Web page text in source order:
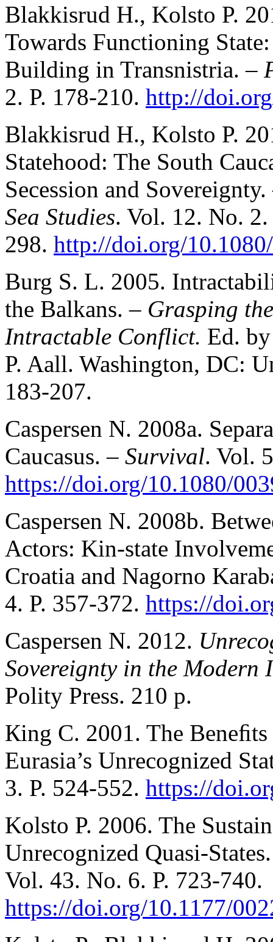
Blakkisrud H., Kolsto P.
Towards Functioning
Building in Transnistria. –
2. P. 178-210. http://
Blakkisrud H., Kolsto P.
Statehood: The South
Secession and
Sea Studies. Vol. 12. No. 2.
298. http://doi.org/
Burg S. L. 2005.
the Balkans. – Grasping
Intractable Conflict. Ed.
P. Aall. Washington, DC:
183-207.
Caspersen N. 2008a.
Caucasus. – Survival. Vol.
https://doi.org/10.1080/
Caspersen N. 2008b.
Actors: Kin-state
Croatia and Nagorno
4. P. 357-372. https://
Caspersen N. 2012.
Sovereignty in the Modern
Polity Press. 210 p.
Кing C. 2001. The
Eurasia’s Unrecognized
3. P. 524-552. https://
Kolsto P. 2006. The
Unrecognized Quasi-
Vol. 43. No. 6. P. 723-740.
https://doi.org/10.1177/